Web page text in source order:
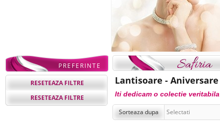
PREFERINTE
RESETEAZA FILTRE
RESETEAZA FILTRE
Lantisoare - Aniversare
Iti dedicam o colectie
Sorteaza dupa